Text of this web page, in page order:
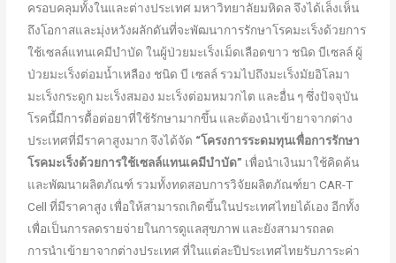
ครอบคลุมทั้งในและต่างประเทศ มหาวิทยาลัยมหิดล จึงได้เล็งเห็น
ถึงโอกาสและมุ่งหวังผลักดันที่จะพัฒนาการรักษาโรคมะเร็งด้วยการ
ใช้เซลล์แทนเคมีบำบัด ในผู้ป่วยมะเร็งเม็ดเลือดขาว ชนิด บีเซลล์ ผู้
ป่วยมะเร็งต่อมน้ำเหลือง ชนิด บี เซลล์ รวมไปถึงมะเร็งมัยอิโลมา
มะเร็งกระดูก มะเร็งสมอง มะเร็งต่อมหมวกไต และอื่น ๆ ซึ่งปัจจุบัน
โรคนี้มีการดื้อต่อยาที่ใช้รักษามากขึ้น และต้องนำเข้ายาจากต่าง
ประเทศที่มีราคาสูงมาก จึงได้จัด “โครงการระดมทุนเพื่อการรักษา
โรคมะเร็งด้วยการใช้เซลล์แทนเคมีบำบัด” เพื่อนำเงินมาใช้คิดค้น
และพัฒนาผลิตภัณฑ์ รวมทั้งทดสอบการวิจัยผลิตภัณฑ์ยา CAR-T
Cell ที่มีราคาสูง เพื่อให้สามารถเกิดขึ้นในประเทศไทยได้เอง อีกทั้ง
เพื่อเป็นการลดรายจ่ายในการดูแลสุขภาพ และยังสามารถลด
การนำเข้ายาจากต่างประเทศ ที่ในแต่ละปีประเทศไทยรับภาระค่า